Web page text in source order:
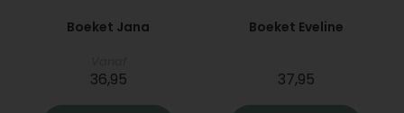
Boeket Jana
36,95
Boeket Eveline
37,95